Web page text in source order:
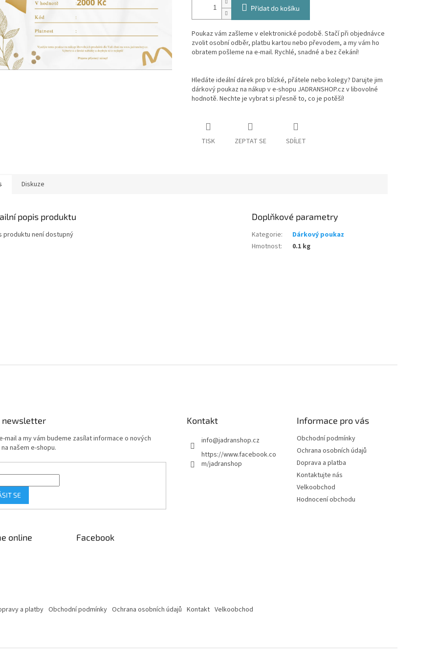
Přidat do košíku
Poukaz vám zašleme v elektronické podobě. Stačí při objednávce
zvolit osobní odběr, platbu kartou nebo převodem, a my vám ho
obratem pošleme na e-mail. Rychlé, snadné a bez čekání!
Hledáte ideální dárek pro blízké, přátele nebo kolegy? Darujte jim
dárkový poukaz na nákup v e-shopu JADRANSHOP.cz v libovolné
hodnotě. Nechte je vybrat si přesně to, co je potěší!
TISK ZEPTAT SE SDÍLET
Diskuze
popis produktu
produktu není dostupný
Doplňkové parametry
Kategorie:
Dárkový poukaz
Hmotnost: 0.1 kg
newsletter
mail a my vám budeme zasílat informace o nových
našem e-shopu.
SE
Kontakt
info@jadranshop.cz
https://www.facebook.co
m/jadranshop
Informace pro vás
Obchodní podmínky
Ochrana osobních údajů
Doprava a platba
Kontaktujte nás
Velkoobchod
Hodnocení obchodu
online
Facebook
a platby Obchodní podmínky Ochrana osobních údajů Kontakt Velkoobchod